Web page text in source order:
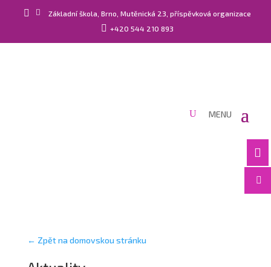
  Základní škola, Brno, Mutěnická 23, příspěvková organizace
 +420 544 210 893


← Zpět na domovskou stránku